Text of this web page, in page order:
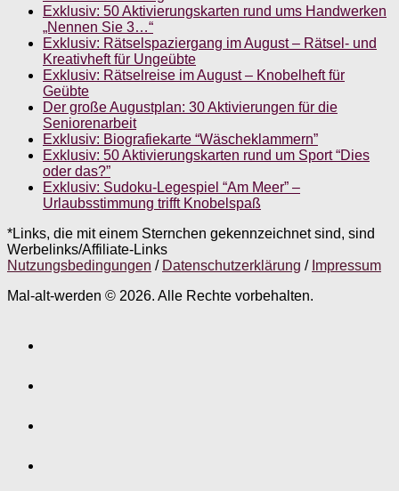
Exklusiv: 50 Aktivierungskarten rund ums Handwerken
„Nennen Sie 3…“
Exklusiv: Rätselspaziergang im August – Rätsel- und
Kreativheft für Ungeübte
Exklusiv: Rätselreise im August – Knobelheft für
Geübte
Der große Augustplan: 30 Aktivierungen für die
Seniorenarbeit
Exklusiv: Biografiekarte “Wäscheklammern”
Exklusiv: 50 Aktivierungskarten rund um Sport “Dies
oder das?”
Exklusiv: Sudoku-Legespiel “Am Meer” –
Urlaubsstimmung trifft Knobelspaß
*Links, die mit einem Sternchen gekennzeichnet sind, sind
Werbelinks/Affiliate-Links
Nutzungsbedingungen / Datenschutzerklärung / Impressum
Mal-alt-werden © 2026. Alle Rechte vorbehalten.